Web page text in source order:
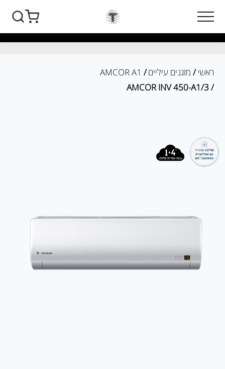
ראשי / מזגנים עיליים/
AMCOR A1
/ AMCOR INV 450-A1/3